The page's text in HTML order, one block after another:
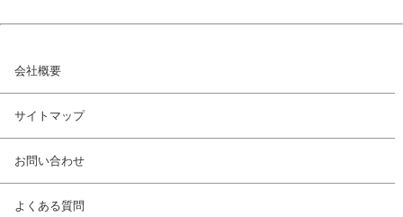
会社概要
サイトマップ
お問い合わせ
よくある質問